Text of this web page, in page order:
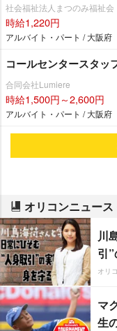
社会福祉法人まつのみ福祉会
時給1,220円
アルバイト・パート / 大阪府
コールセンタースタッ
合同会社Lumiere
時給1,500円～2,600円
アルバイト・パート / 大阪府
オリコンニュー
川
引
オリ
マ
生